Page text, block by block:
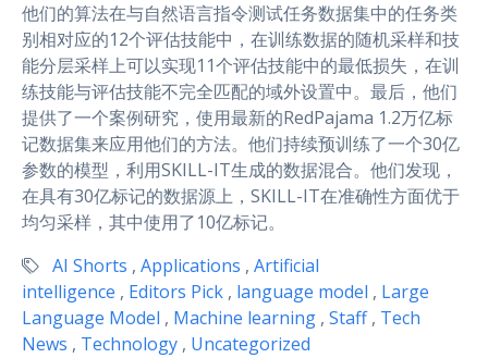
他们的算法在与自然语言指令测试任务数据集中的任务类
别相对应的12个评估技能中，在训练数据的随机采样和技
能分层采样上可以实现11个评估技能中的最低损失，在训
练技能与评估技能不完全匹配的域外设置中。最后，他们
提供了一个案例研究，使用最新的RedPajama 1.2万亿标
记数据集来应用他们的方法。他们持续预训练了一个30亿
参数的模型，利用SKILL-IT生成的数据混合。他们发现，
在具有30亿标记的数据源上，SKILL-IT在准确性方面优于
均匀采样，其中使用了10亿标记。
AI Shorts , Applications , Artificial
intelligence , Editors Pick , language model , Large
Language Model , Machine learning , Staff , Tech
News , Technology , Uncategorized